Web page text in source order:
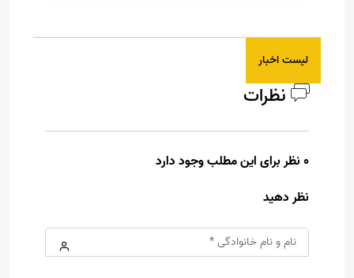
لیست اخبار
نظرات
0 نظر برای این مطلب وجود دارد
نظر دهید